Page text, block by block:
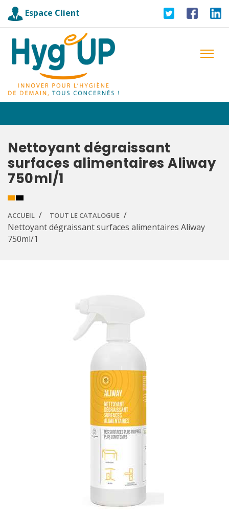
Espace Client
Nettoyant dégraissant
surfaces alimentaires Aliway
750ml/1
ACCUEIL TOUT LE CATALOGUE
Nettoyant dégraissant surfaces alimentaires Aliway
750ml/1